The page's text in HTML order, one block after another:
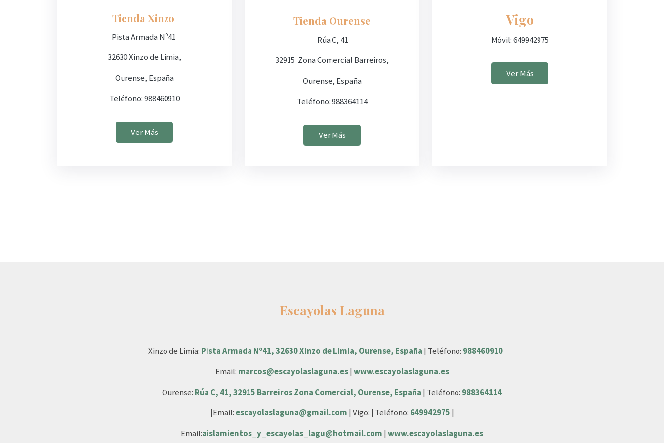
Tienda Xinzo
Pista Armada Nº41
32630 Xinzo de Limia,
Ourense, España
Teléfono: 988460910
Ver Más
Tienda Ourense
Rúa C, 41
32915 Zona Comercial Barreiros,
Ourense, España
Teléfono: 988364114
Ver Más
Vigo
Móvil: 649942975
Ver Más
Escayolas Laguna
Xinzo de Limia: Pista Armada Nº41, 32630 Xinzo de Limia, Ourense, España | Teléfono: 988460910
Email: marcos@escayolaslaguna.es| www.escayolaslaguna.es
Ourense: Rúa C, 41, 32915 Barreiros Zona Comercial, Ourense, España | Teléfono: 988364114
|Email:escayolaslaguna@gmail.com | Vigo: | Teléfono: 649942975 |
Email:aislamientos_y_escayolas_lagu@hotmail.com | www.escayolaslaguna.es